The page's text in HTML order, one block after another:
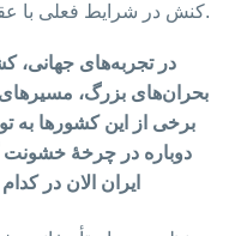
کنش در شرایط فعلی با عقلانیت بیشتر کمک کند.
در تجربه‌های جهانی،
بحران‌های بزرگ، مسیرهای
برخی از این کشورها به
دوباره در چرخهٔ خشونت
ایران الان در